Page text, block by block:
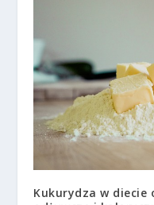
Kukurydza w diecie